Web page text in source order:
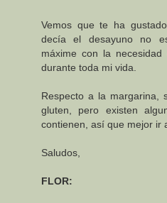
Vemos que te ha
decía el desayuno no
máxime con la
durante toda mi vida.
Respecto a la margarina,
gluten, pero existen
contienen, así que mejor ir
Saludos,
FLOR: